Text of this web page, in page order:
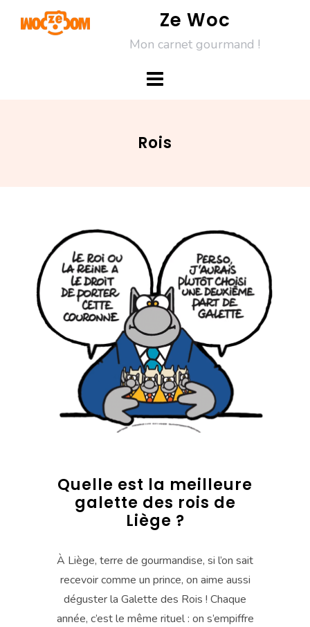
Ze Woc
Mon carnet gourmand !
Rois
Quelle est la meilleure
galette des rois de
Liège ?
À Liège, terre de gourmandise, si l’on sait
recevoir comme un prince, on aime aussi
déguster la Galette des Rois ! Chaque
année, c’est le même rituel : on s’empiffre